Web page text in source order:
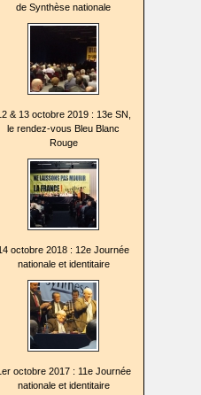
de Synthèse nationale
& 13 octobre 2019 : 13e SN,
le rendez-vous Bleu Blanc
Rouge
octobre 2018 : 12e Journée
nationale et identitaire
octobre 2017 : 11e Journée
nationale et identitaire